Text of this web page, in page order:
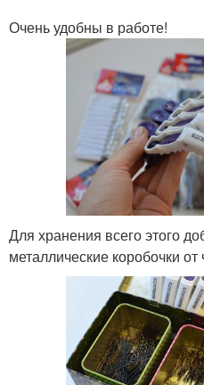
Очень удобны в работе!
Для хранения всего этого
металлические коробочки от